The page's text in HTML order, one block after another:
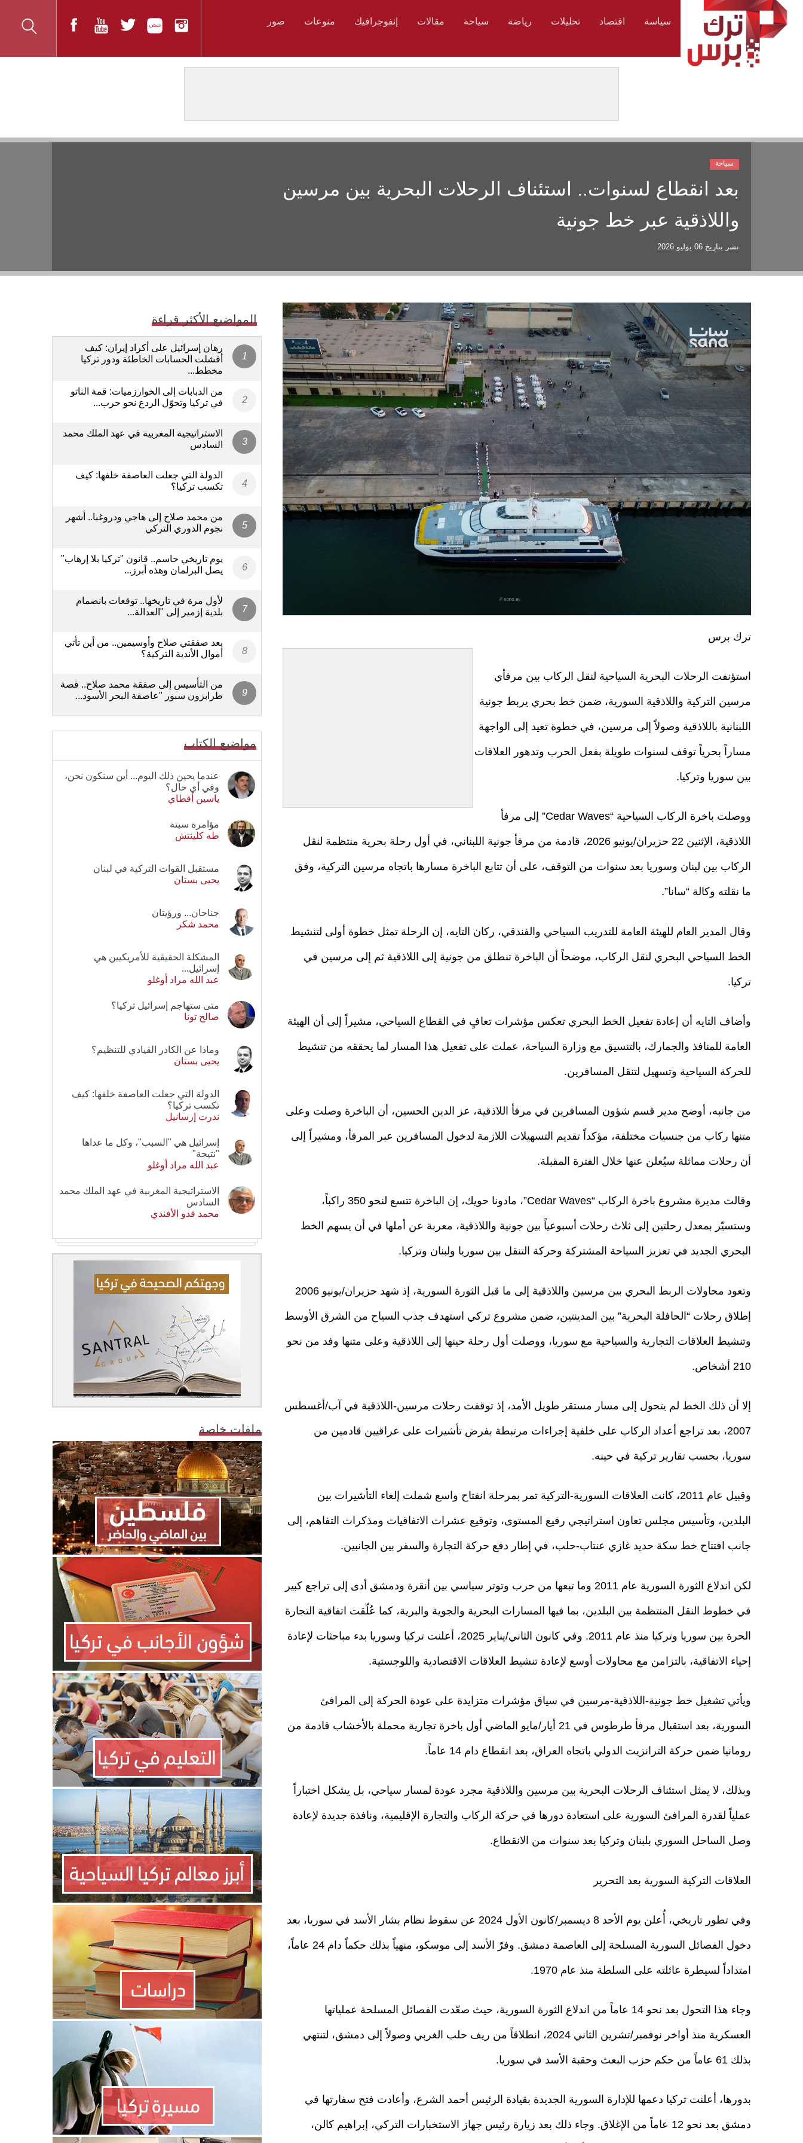
سياسة اقتصاد تحليلات رياضة سياحة مقالات إنفوجرافيك منوعات صور
بعد انقطاع لسنوات.. استئناف الرحلات البحرية بين مرسين
واللاذقية عبر خط جونية
نشر بتاريخ 06 يوليو 2026
سياحة
ترك برس
استؤنفت الرحلات البحرية السياحية لنقل الركاب بين مرفأي
مرسين التركية واللاذقية السورية، ضمن خط بحري يربط جونية
اللبنانية باللاذقية وصولاً إلى مرسين، في خطوة تعيد إلى الواجهة
مساراً بحرياً توقف لسنوات طويلة بفعل الحرب وتدهور العلاقات
بين سوريا وتركيا.
ووصلت باخرة الركاب السياحية “Cedar Waves” إلى مرفأ
اللاذقية، الإثنين 22 حزيران/يونيو 2026، قادمة من مرفأ جونية اللبناني، في أول رحلة بحرية منتظمة لنقل
الركاب بين لبنان وسوريا بعد سنوات من التوقف، على أن تتابع الباخرة مسارها باتجاه مرسين التركية، وفق
ما نقلته وكالة “سانا”.
وقال المدير العام للهيئة العامة للتدريب السياحي والفندقي، ركان التايه، إن الرحلة تمثل خطوة أولى لتنشيط
الخط السياحي البحري لنقل الركاب، موضحاً أن الباخرة تنطلق من جونية إلى اللاذقية ثم إلى مرسين في
تركيا.
وأضاف التايه أن إعادة تفعيل الخط البحري تعكس مؤشرات تعافٍ في القطاع السياحي، مشيراً إلى أن الهيئة
العامة للمنافذ والجمارك، بالتنسيق مع وزارة السياحة، عملت على تفعيل هذا المسار لما يحققه من تنشيط
للحركة السياحية وتسهيل لتنقل المسافرين.
من جانبه، أوضح مدير قسم شؤون المسافرين في مرفأ اللاذقية، عز الدين الحسين، أن الباخرة وصلت وعلى
متنها ركاب من جنسيات مختلفة، مؤكداً تقديم التسهيلات اللازمة لدخول المسافرين عبر المرفأ، ومشيراً إلى
أن رحلات مماثلة سيُعلن عنها خلال الفترة المقبلة.
وقالت مديرة مشروع باخرة الركاب “Cedar Waves”، مادونا حويك، إن الباخرة تتسع لنحو 350 راكباً،
وستسيّر بمعدل رحلتين إلى ثلاث رحلات أسبوعياً بين جونية واللاذقية، معربة عن أملها في أن يسهم الخط
البحري الجديد في تعزيز السياحة المشتركة وحركة التنقل بين سوريا ولبنان وتركيا.
وتعود محاولات الربط البحري بين مرسين واللاذقية إلى ما قبل الثورة السورية، إذ شهد حزيران/يونيو 2006
إطلاق رحلات “الحافلة البحرية” بين المدينتين، ضمن مشروع تركي استهدف جذب السياح من الشرق الأوسط
وتنشيط العلاقات التجارية والسياحية مع سوريا، ووصلت أول رحلة حينها إلى اللاذقية وعلى متنها وفد من نحو
210 أشخاص.
إلا أن ذلك الخط لم يتحول إلى مسار مستقر طويل الأمد، إذ توقفت رحلات مرسين-اللاذقية في آب/أغسطس
2007، بعد تراجع أعداد الركاب على خلفية إجراءات مرتبطة بفرض تأشيرات على عراقيين قادمين من
سوريا، بحسب تقارير تركية في حينه.
وقبيل عام 2011، كانت العلاقات السورية-التركية تمر بمرحلة انفتاح واسع شملت إلغاء التأشيرات بين
البلدين، وتأسيس مجلس تعاون استراتيجي رفيع المستوى، وتوقيع عشرات الاتفاقيات ومذكرات التفاهم، إلى
جانب افتتاح خط سكة حديد غازي عنتاب-حلب، في إطار دفع حركة التجارة والسفر بين الجانبين.
لكن اندلاع الثورة السورية عام 2011 وما تبعها من حرب وتوتر سياسي بين أنقرة ودمشق أدى إلى تراجع كبير
في خطوط النقل المنتظمة بين البلدين، بما فيها المسارات البحرية والجوية والبرية، كما عُلّقت اتفاقية التجارة
الحرة بين سوريا وتركيا منذ عام 2011. وفي كانون الثاني/يناير 2025، أعلنت تركيا وسوريا بدء مباحثات لإعادة
إحياء الاتفاقية، بالتزامن مع محاولات أوسع لإعادة تنشيط العلاقات الاقتصادية واللوجستية.
ويأتي تشغيل خط جونية-اللاذقية-مرسين في سياق مؤشرات متزايدة على عودة الحركة إلى المرافئ
السورية، بعد استقبال مرفأ طرطوس في 21 أيار/مايو الماضي أول باخرة تجارية محملة بالأخشاب قادمة من
رومانيا ضمن حركة الترانزيت الدولي باتجاه العراق، بعد انقطاع دام 14 عاماً.
وبذلك، لا يمثل استئناف الرحلات البحرية بين مرسين واللاذقية مجرد عودة لمسار سياحي، بل يشكل اختباراً
عملياً لقدرة المرافئ السورية على استعادة دورها في حركة الركاب والتجارة الإقليمية، ونافذة جديدة لإعادة
وصل الساحل السوري بلبنان وتركيا بعد سنوات من الانقطاع.
العلاقات التركية السورية بعد التحرير
وفي تطور تاريخي، أُعلن يوم الأحد 8 ديسمبر/كانون الأول 2024 عن سقوط نظام بشار الأسد في سوريا، بعد
دخول الفصائل السورية المسلحة إلى العاصمة دمشق. وفرّ الأسد إلى موسكو، منهياً بذلك حكماً دام 24 عاماً،
امتداداً لسيطرة عائلته على السلطة منذ عام 1970.
وجاء هذا التحول بعد نحو 14 عاماً من اندلاع الثورة السورية، حيث صعّدت الفصائل المسلحة عملياتها
العسكرية منذ أواخر نوفمبر/تشرين الثاني 2024، انطلاقاً من ريف حلب الغربي وصولاً إلى دمشق، لتنتهي
بذلك 61 عاماً من حكم حزب البعث وحقبة الأسد في سوريا.
بدورها، أعلنت تركيا دعمها للإدارة السورية الجديدة بقيادة الرئيس أحمد الشرع، وأعادت فتح سفارتها في
دمشق بعد نحو 12 عاماً من الإغلاق. وجاء ذلك بعد زيارة رئيس جهاز الاستخبارات التركي، إبراهيم كالن،
المواضيع الأكثر قراءة
رهان إسرائيل على أكراد إيران: كيف
أفشلت الحسابات الخاطئة ودور تركيا
مخطط...
من الدبابات إلى الخوارزميات: قمة الناتو
في تركيا وتحوّل الردع نحو حرب...
الاستراتيجية المغربية في عهد الملك محمد
السادس
الدولة التي جعلت العاصفة خلفها: كيف
تكسب تركيا؟
من محمد صلاح إلى هاجي ودروغبا.. أشهر
نجوم الدوري التركي
يوم تاريخي حاسم.. قانون "تركيا بلا إرهاب"
يصل البرلمان وهذه أبرز...
لأول مرة في تاريخها.. توقعات بانضمام
بلدية إزمير إلى "العدالة...
بعد صفقتي صلاح وأوسيمين.. من أين تأتي
أموال الأندية التركية؟
من التأسيس إلى صفقة محمد صلاح.. قصة
طرابزون سبور "عاصفة البحر الأسود...
مواضيع الكتاب
عندما يحين ذلك اليوم... أين سنكون نحن،
وفي أي حال؟
ياسين أقطاي
مؤامرة سبتة
طه كلينتش
مستقبل القوات التركية في لبنان
يحيى بستان
جناحان... ورؤيتان
محمد شكر
المشكلة الحقيقية للأمريكيين هي
إسرائيل...
عبد الله مراد أوغلو
متى ستهاجم إسرائيل تركيا؟
صالح تونا
وماذا عن الكادر القيادي للتنظيم؟
يحيى بستان
الدولة التي جعلت العاصفة خلفها: كيف
تكسب تركيا؟
ندرت إرسانيل
إسرائيل هي "السبب"، وكل ما عداها
"نتيجة"
عبد الله مراد أوغلو
الاستراتيجية المغربية في عهد الملك محمد
السادس
محمد قدو الأفندي
ملفات خاصة